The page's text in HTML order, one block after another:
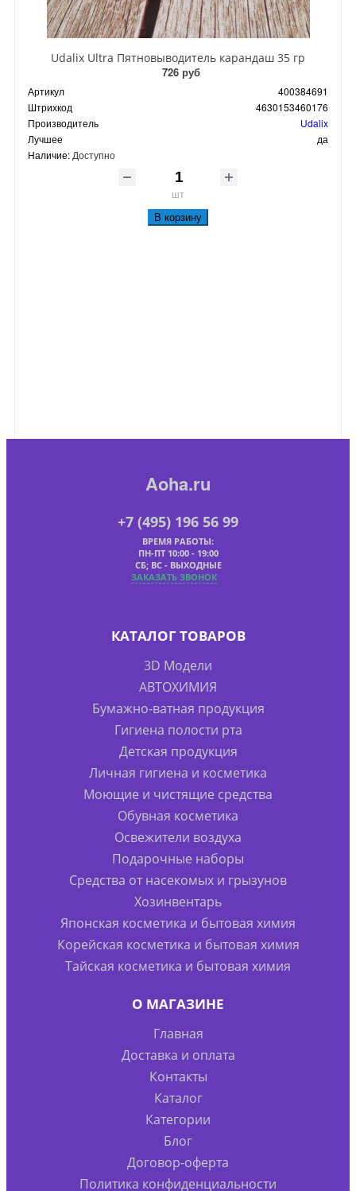
Udalix Ultra Пятновыводитель карандаш 35 гр
726 руб
Артикул
400384691
Штрихкод
4630153460176
Производитель
Udalix
Лучшее
да
Наличие: Доступно
шт
В корзину
Aoha.ru
+7 (495) 196 56 99
ВРЕМЯ РАБОТЫ:
ПН-ПТ 10:00 - 19:00
СБ; ВС - ВЫХОДНЫЕ
ЗАКАЗАТЬ ЗВОНОК
КАТАЛОГ ТОВАРОВ
3D Модели
АВТОХИМИЯ
Бумажно-ватная продукция
Гигиена полости рта
Детская продукция
Личная гигиена и косметика
Моющие и чистящие средства
Обувная косметика
Освежители воздуха
Подарочные наборы
Средства от насекомых и грызунов
Хозинвентарь
Японская косметика и бытовая химия
Корейская косметика и бытовая химия
Тайская косметика и бытовая химия
О МАГАЗИНЕ
Главная
Доставка и оплата
Контакты
Каталог
Категории
Блог
Договор-оферта
Политика конфиденциальности